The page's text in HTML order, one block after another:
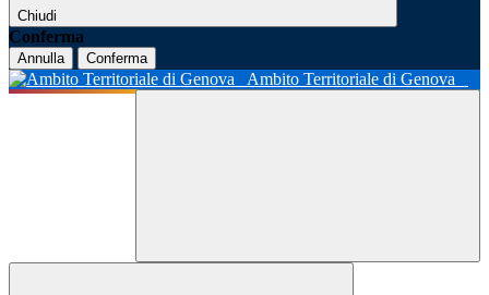
Chiudi
Conferma
Annulla Conferma
Ambito Territoriale di Genova